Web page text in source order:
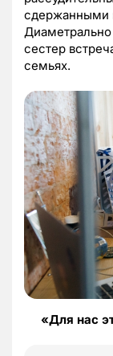
сдержанными
Диаметрально
сестер
семьях.
«Для нас